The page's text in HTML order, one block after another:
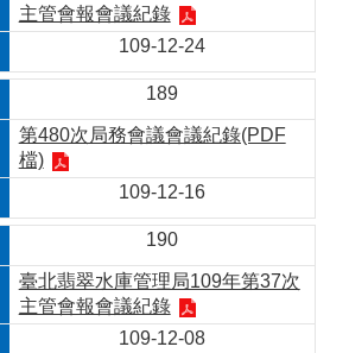
主管會報會議紀錄
109-12-24
189
第480次局務會議會議紀錄(PDF
檔)
109-12-16
190
臺北翡翠水庫管理局109年第37次
主管會報會議紀錄
109-12-08